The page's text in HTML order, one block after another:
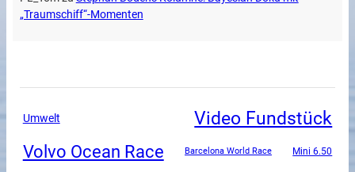
„Traumschiff“-Momenten
Umwelt Video Fundstück
Volvo Ocean Race Barcelona World Race Mini 6.50